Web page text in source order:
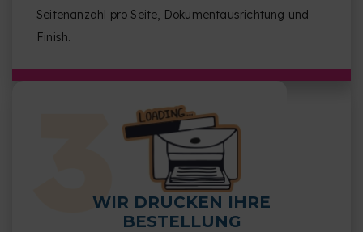
Seitenanzahl pro Seite, Dokumentausrichtung und
Finish.
WIR DRUCKEN IHRE
BESTELLUNG